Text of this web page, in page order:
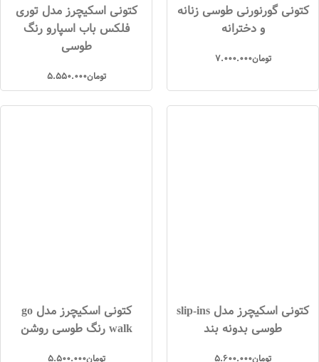
کتونی گورنورنی طوسی زنانه
و دخترانه
تومان7.000.000
کتونی اسکیچرز مدل توری
فلکس باب اسپارو رنگ
طوسی
تومان5.550.000
کتونی اسکیچرز مدل slip-ins
طوسی بدونه بند
تومان5.600.000
کتونی اسکیچرز مدل go
walk رنگ طوسی روشن
تومان5.500.000